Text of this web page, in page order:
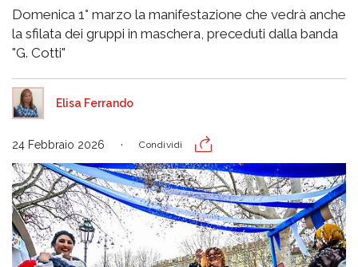
Domenica 1° marzo la manifestazione che vedrà anche
la sfilata dei gruppi in maschera, preceduti dalla banda
"G. Cotti"
Elisa Ferrando
24 Febbraio 2026 Condividi